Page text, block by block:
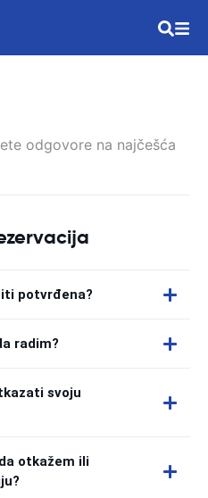
odgovore na najčešća
potvrđena?
radim?
svoju
otkažem ili